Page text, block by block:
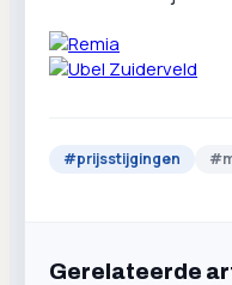
#prijsstijgingen #
Gerelateerde